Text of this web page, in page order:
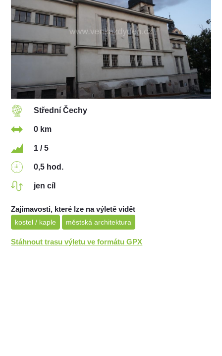
Střední Čechy
0 km
1 / 5
0,5 hod.
jen cíl
Zajímavosti, které lze na výletě vidět
kostel / kaple městská architektura
Stáhnout trasu výletu ve formátu GPX